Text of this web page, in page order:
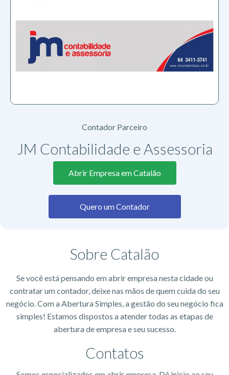
Contador Parceiro
JM Contabilidade e Assessoria
Abrir Empresa em Catalão
Quero um Contador
Sobre Catalão
Se você está pensando em abrir empresa nesta cidade ou
contratar um contador, deixe nas mãos de quem cuida do seu
negócio. Com a Abertura Simples, a gestão do seu negócio fica
simples! Estamos dispostos a atender todas as etapas de
abertura de empresa e seu sucesso.
Contatos